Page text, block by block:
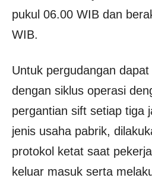
pukul 06.00 WIB dan
WIB.
Untuk pergudangan
dengan siklus operasi
pergantian sift setiap tiga
jenis usaha pabrik,
protokol ketat saat
keluar masuk serta